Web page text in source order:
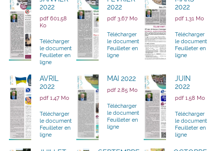
2022
pdf 601,58
Ko
Télécharger
le document
Feuilleter en
ligne
2022
pdf 3,67 Mo
Télécharger
le document
Feuilleter en
ligne
2022
pdf 1,31 Mo
Télécharger
le document
Feuilleter en
ligne
AVRIL
2022
pdf 1,47 Mo
Télécharger
le document
Feuilleter en
ligne
MAI 2022
pdf 2,85 Mo
Télécharger
le document
Feuilleter en
ligne
JUIN
2022
pdf 1,58 Mo
Télécharger
le document
Feuilleter en
ligne